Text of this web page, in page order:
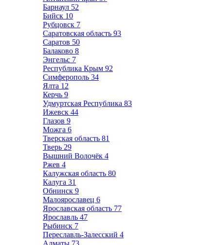
Барнаул 52
Бийск 10
Рубцовск 7
Саратовская область 93
Саратов 50
Балаково 8
Энгельс 7
Республика Крым 92
Симферополь 34
Ялта 12
Керчь 9
Удмуртская Республика 83
Ижевск 44
Глазов 9
Можга 6
Тверская область 81
Тверь 29
Вышний Волочёк 4
Ржев 4
Калужская область 80
Калуга 31
Обнинск 9
Малоярославец 6
Ярославская область 77
Ярославль 47
Рыбинск 7
Переславль-Залесский 4
Алматы 73